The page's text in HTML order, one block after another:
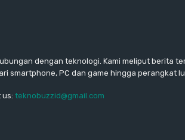
dengan teknologi. Kami meliput berita
smartphone, PC dan game hingga perangkat
us: teknobuzzid@gmail.com